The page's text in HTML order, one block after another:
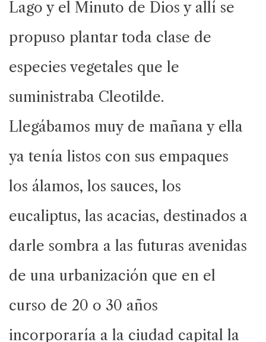
Lago y el Minuto de Dios y allí se
propuso plantar toda clase de
especies vegetales que le
suministraba Cleotilde.
Llegábamos muy de mañana y ella
ya tenía listos con sus empaques
los álamos, los sauces, los
eucaliptus, las acacias, destinados a
darle sombra a las futuras avenidas
de una urbanización que en el
curso de 20 o 30 años
incorporaría a la ciudad capital la